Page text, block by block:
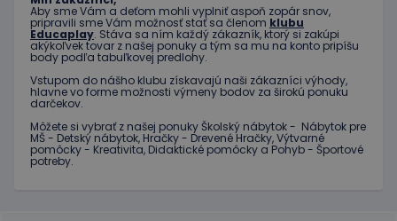
Aby sme Vám a deťom mohli vyplniť aspoň zopár snov,
pripravili sme Vám možnosť stať sa členom klubu
Educaplay. Stáva sa ním každý zákazník, ktorý si zakúpi
akýkoľvek tovar z našej ponuky a tým sa mu na konto pripíšu
body podľa tabuľkovej predlohy.
Vstupom do nášho klubu získavajú naši zákazníci výhody,
hlavne vo forme možnosti výmeny bodov za širokú ponuku
darčekov.
Môžete si vybrať z našej ponuky Školský nábytok - Nábytok pre
MŠ - Detský nábytok, Hračky - Drevené Hračky, Výtvarné
pomôcky - Kreativita, Didaktické pomôcky a Pohyb - Športové
potreby.
www.educaplay.sk
relácií